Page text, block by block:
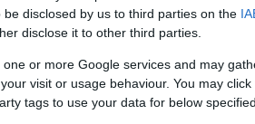
disclosed by us to third parties on the
disclose it to other third parties.
or more Google services and may
visit or usage behaviour. You may
tags to use your data for below
hírműsorának címe -
Mit
TV2